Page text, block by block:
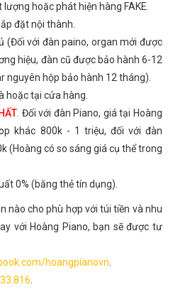
hoặc phát hiện hàng FAKE.
đặt nội thành.
(Đối với đàn paino, organ mới được
hiệu, đàn cũ được bảo hành 6-12
nguyên hộp bảo hành 12 tháng).
hoặc tại cửa hàng.
. Đối với đàn Piano, giá tại Hoàng
khác 800k - 1 triệu, đối với đàn
(Hoàng có so sáng giá cụ thể trong
0% (bằng thẻ tín dụng).
nào cho phù hợp với túi tiền và nhu
với Hoàng Piano, bạn sẽ được tư
hoangpianovn